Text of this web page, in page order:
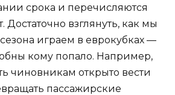
срока и перечисляются
Достаточно взглянуть, как мы
играем в еврокубках —
кому попало. Например,
чиновникам открыто вести
пассажирские